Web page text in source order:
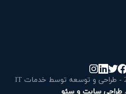
کپی رایت © 2026 - 2024 - طراحی و توسعه توسط خدمات IT
طراحی سایت و سئو